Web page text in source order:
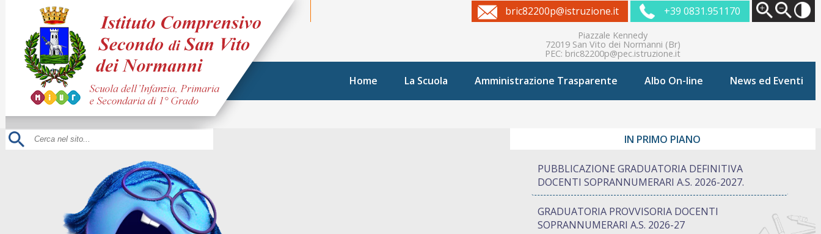
bric82200p@istruzione.it +39 0831.951170
Piazzale Kennedy
72019 San Vito dei Normanni (Br)
PEC: bric82200p@pec.istruzione.it
Home La Scuola Amministrazione Trasparente Albo On-line News ed Eventi
IN PRIMO PIANO
PUBBLICAZIONE GRADUATORIA DEFINITIVA
DOCENTI SOPRANNUMERARI A.S. 2026-2027.
GRADUATORIA PROVVISORIA DOCENTI
SOPRANNUMERARI A.S. 2026-27